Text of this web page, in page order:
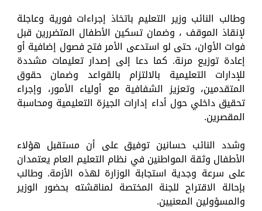
وطالب النائب وزير التعليم باتخاذ إجراءات فورية وعاجلة
لإنقاذ الموقف ، وضمان تسكين الأطفال المتضررين قبل
فوات الأوان، حتى لو استدعى الأمر فتح فصول إضافية أو
إعادة توزيع مرنة. كما دعا إلى إصدار تعليمات مشددة
للإدارات التعليمية بالالتزام بالقواعد وضمان حقوق
المتقدمين، وتعزيز الشفافية مع أولياء الأمور، وإجراء
تحقيق داخلي حول أداء إدارات الجيزة التعليمية ومحاسبة
المقصرين.
وشدد النائب حسانين توفيق على أن مستقبل هؤلاء
الأطفال وثقة المواطنين في نظام التعليم العام يعتمدان
على سرعة وجدية استجابة الوزارة لهذه الأزمة. وطالب
بإحالة الاقتراح للجنة المختصة لمناقشته بحضور الوزير
والمسؤولين المعنيين.